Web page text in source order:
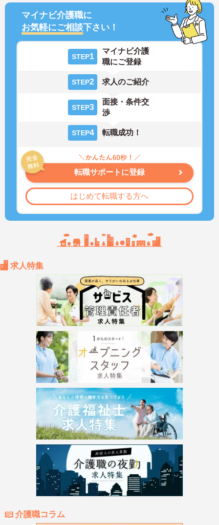
マイナビ介護職に
お気軽にご相談下さい！
STEP1
マイナビ介護
職にご登録
STEP2 求人のご紹介
STEP3
面接・条件交
渉
STEP4 転職成功！
転職サポートに登録
はじめて転職する方へ
求人特集
介護職コラム